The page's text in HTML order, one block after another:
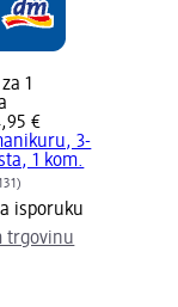
1
€
3-
1 kom.
isporuku
trgovinu